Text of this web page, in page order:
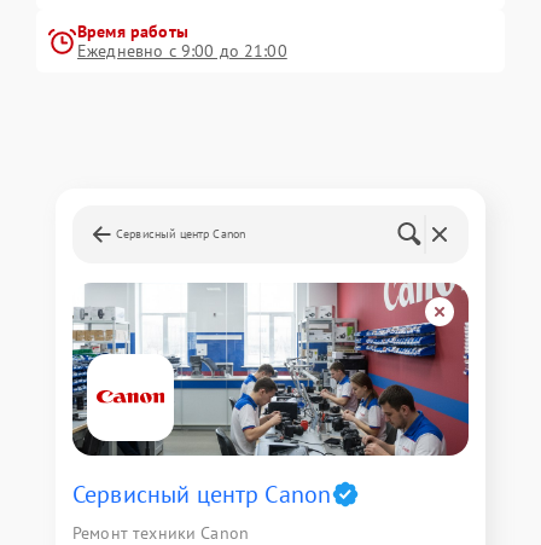
Время работы
Ежедневно с 9:00 до 21:00
Сервисный центр Canon
Сервисный центр Canon
Ремонт техники Canon